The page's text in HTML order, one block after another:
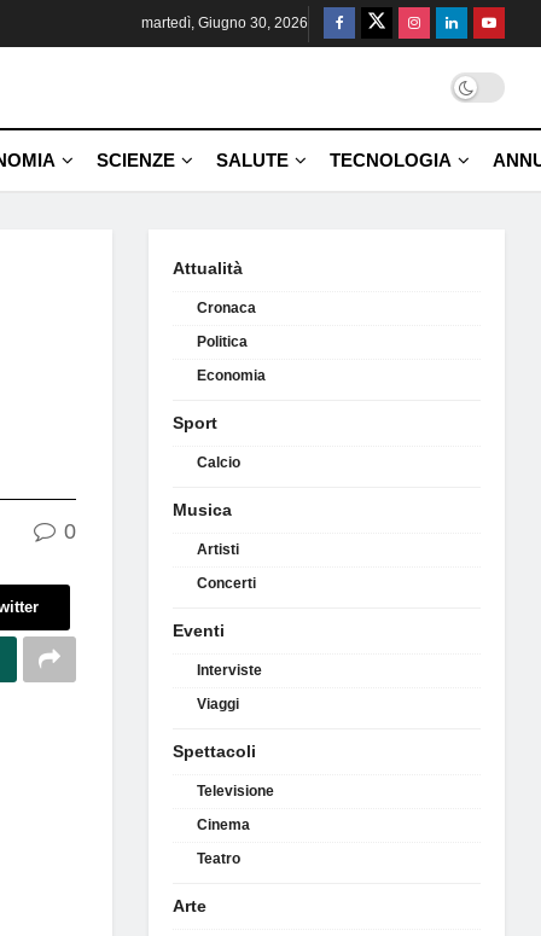
martedì, Giugno 30, 2026
SCIENZE SALUTE TECNOLOGIA
0
Attualità
Cronaca
Politica
Economia
Sport
Calcio
Musica
Artisti
Concerti
Eventi
Interviste
Viaggi
Spettacoli
Televisione
Cinema
Teatro
Arte